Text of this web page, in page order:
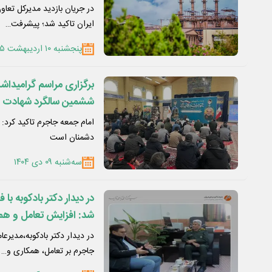
در جریان بازدید مدیرکل
ایران تاکید شد؛ پیشرفت…
پنجشنبه ۱۰ اردیبهشت ۱۴۰۵
ششمین سالگرد شهادت
امام جمعه جاجرم تاکید
دشمنان است
سه‌شنبه ۰۹ دی ۱۴۰۴
در دیدار دکتر
شد: افزایش تعامل و
شهرستان
در دیدار دکتر
جاجرم بر تعامل، همکاری و…